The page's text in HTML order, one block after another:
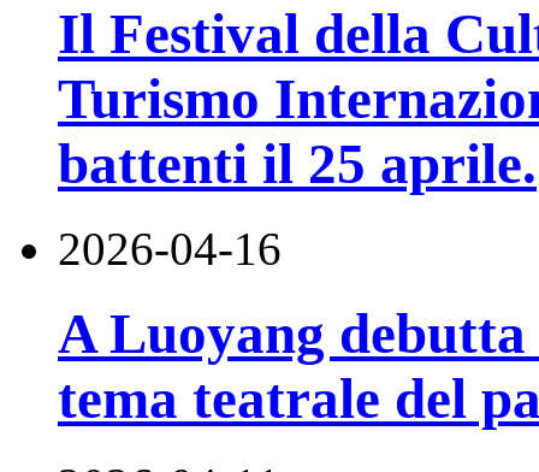
Il Festival della
Turismo
battenti il ​​25 aprile.
2026-04-16
A Luoyang
tema teatrale del